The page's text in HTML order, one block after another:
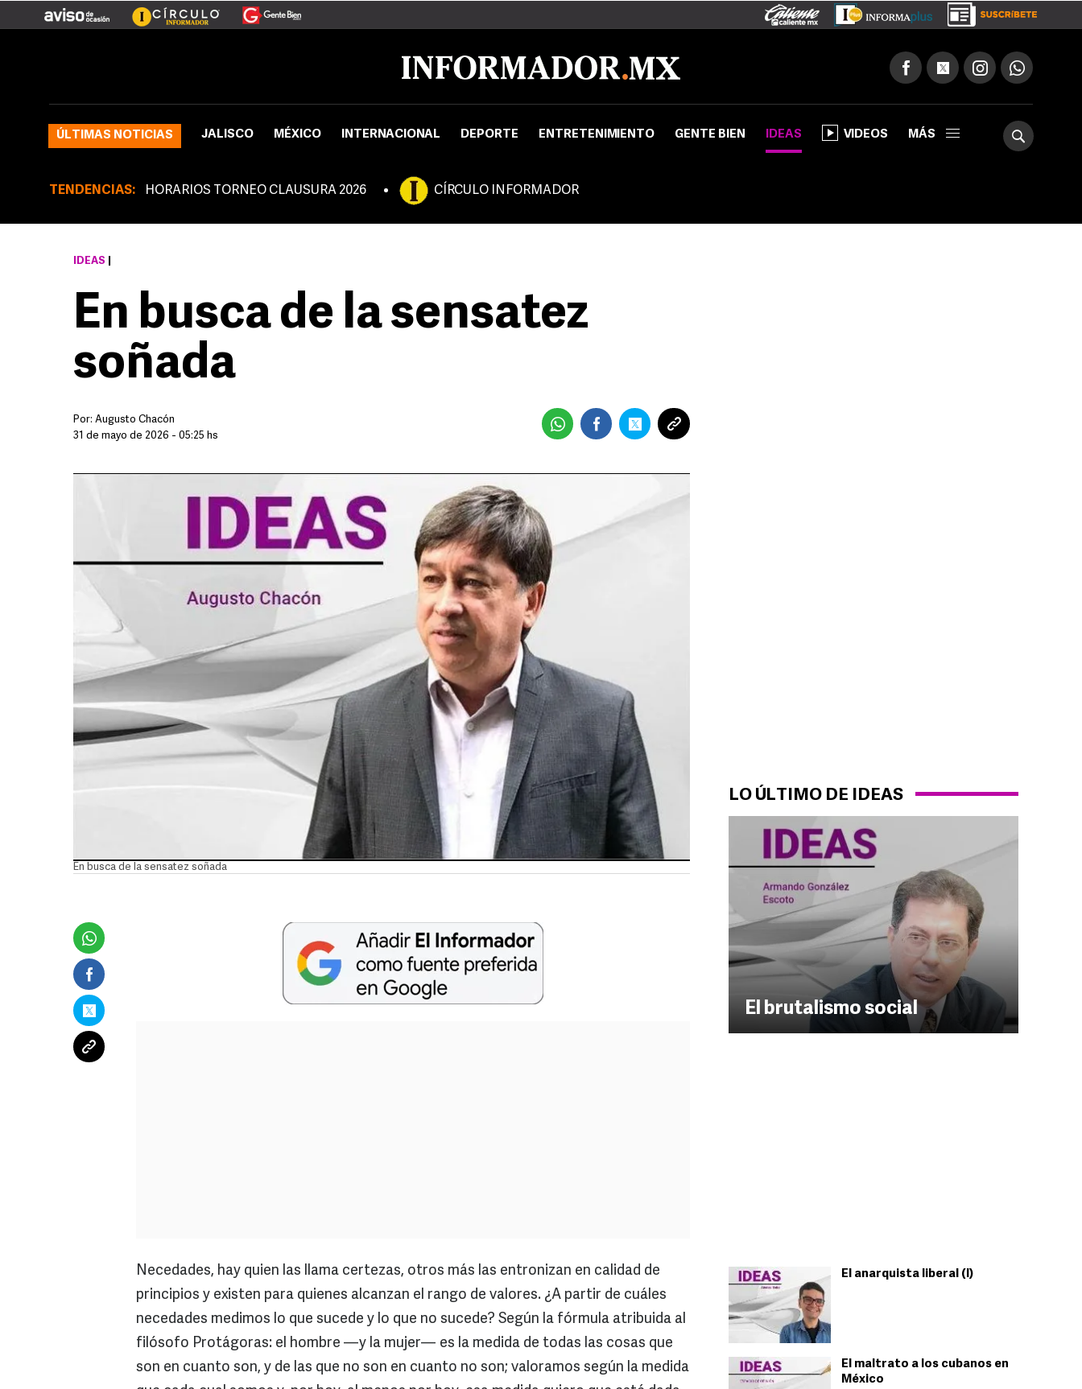
ÚLTIMAS NOTICIAS JALISCO MÉXICO INTERNACIONAL DEPORTE ENTRETENIMIENTO GENTE BIEN IDEAS VIDEOS MÁS
TENDENCIAS: HORARIOS TORNEO CLAUSURA 2026 CÍRCULO INFORMADOR
LO ÚLTIMO DE IDEAS
El brutalismo social
El anarquista liberal (I)
El maltrato a los cubanos en
México
IDEAS
En busca de la sensatez
soñada
Por: Augusto Chacón
31 de mayo de 2026 - 05:25 hs
En busca de la sensatez soñada
Necedades, hay quien las llama certezas, otros más las entronizan en calidad de
principios y existen para quienes alcanzan el rango de valores. ¿A partir de cuáles
necedades medimos lo que sucede y lo que no sucede? Según la fórmula atribuida al
filósofo Protágoras: el hombre —y la mujer— es la medida de todas las cosas que
son en cuanto son, y de las que no son en cuanto no son; valoramos según la medida